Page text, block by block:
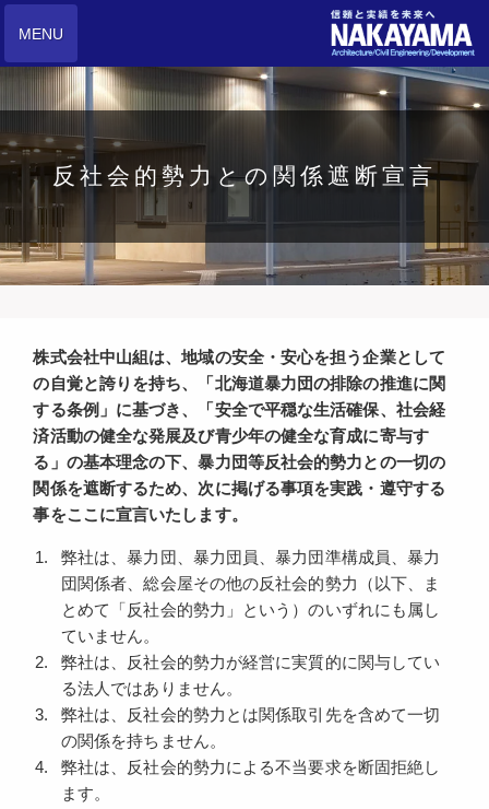
MENU
反社会的勢力との関係遮断宣言
株式会社中山組は、地域の安全・安心を担う企業として
の自覚と誇りを持ち、「北海道暴力団の排除の推進に関
する条例」に基づき、「安全で平穏な生活確保、社会経
済活動の健全な発展及び青少年の健全な育成に寄与す
る」の基本理念の下、暴力団等反社会的勢力との一切の
関係を遮断するため、次に掲げる事項を実践・遵守する
事をここに宣言いたします。
弊社は、暴力団、暴力団員、暴力団準構成員、暴力
団関係者、総会屋その他の反社会的勢力（以下、ま
とめて「反社会的勢力」という）のいずれにも属し
ていません。
弊社は、反社会的勢力が経営に実質的に関与してい
る法人ではありません。
弊社は、反社会的勢力とは関係取引先を含めて一切
の関係を持ちません。
弊社は、反社会的勢力による不当要求を断固拒絶し
ます。